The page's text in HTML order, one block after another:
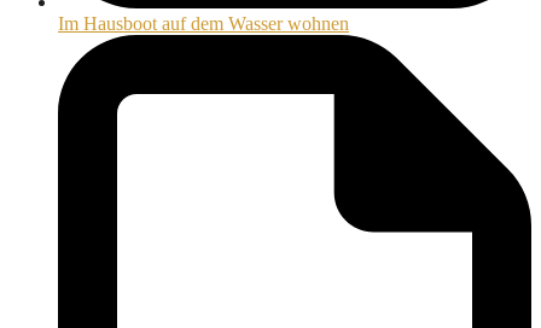
Im Hausboot auf dem Wasser wohnen